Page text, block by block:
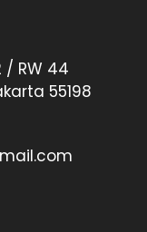
/ RW 44
55198